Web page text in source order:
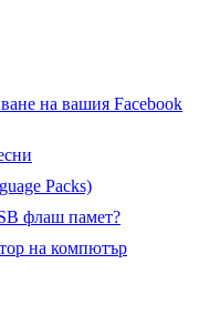
на вашия Facebook
Packs)
флаш памет?
на компютър